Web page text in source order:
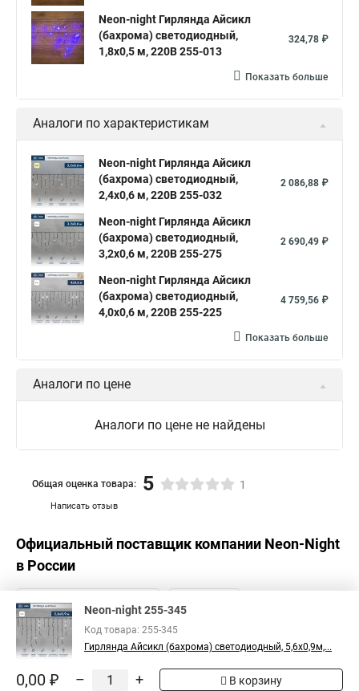
Neon-night Гирлянда Айсикл
(бахрома) светодиодный,
1,8х0,5 м, 220В 255-013
324,78 ₽
Показать больше
Аналоги по характеристикам
Neon-night Гирлянда Айсикл
(бахрома) светодиодный,
2,4х0,6 м, 220В 255-032
2 086,88 ₽
Neon-night Гирлянда Айсикл
(бахрома) светодиодный,
3,2х0,6 м, 220В 255-275
2 690,49 ₽
Neon-night Гирлянда Айсикл
(бахрома) светодиодный,
4,0х0,6 м, 220В 255-225
4 759,56 ₽
Показать больше
Аналоги по цене
Аналоги по цене не найдены
Написать отзыв
Общая оценка товара: 5 1
Официальный поставщик компании Neon-Night
в России
Neon-night 255-345
Код товара: 255-345
Гирлянда Айсикл (бахрома) светодиодный, 5,6х0,9м,...
0,00 ₽ – + В корзину